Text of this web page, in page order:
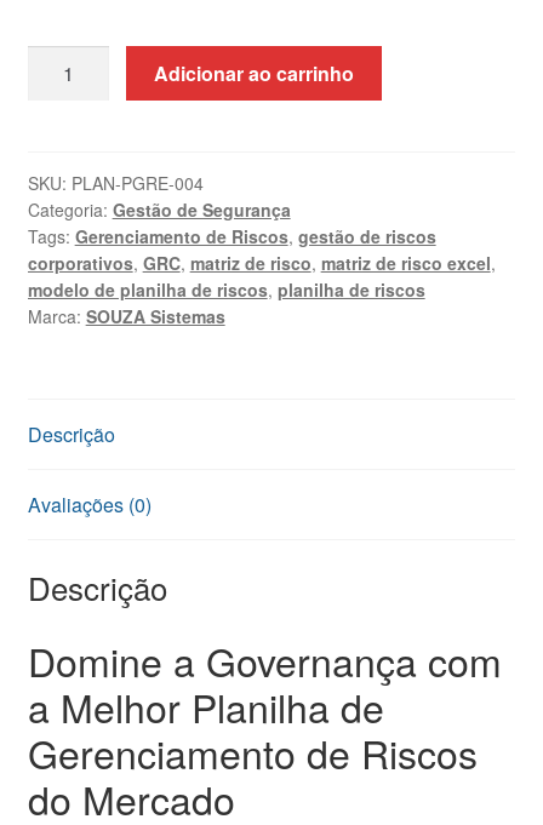
Riscos
Excel
ISO
31000
quantidade
Adicionar ao carrinho
SKU: PLAN-PGRE-004
Categoria: Gestão de Segurança
Tags: Gerenciamento de Riscos, gestão de riscos
corporativos, GRC, matriz de risco, matriz de risco excel,
modelo de planilha de riscos, planilha de riscos
Marca: SOUZA Sistemas
Descrição
Avaliações (0)
Descrição
Domine a Governança com
a Melhor Planilha de
Gerenciamento de Riscos
do Mercado